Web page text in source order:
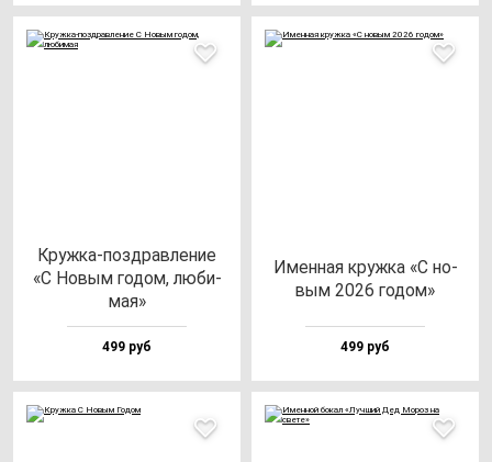
Круж­ка-поз­драв­ле­ние
«С Новым го­дом, лю­би­
мая»
499 руб
Имен­ная круж­ка «С но­
вым 2026 го­дом»
499 руб